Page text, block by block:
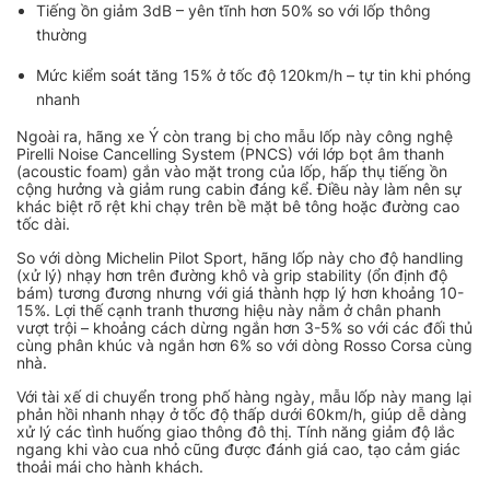
Tiếng ồn giảm 3dB – yên tĩnh hơn 50% so với lốp thông
thường
Mức kiểm soát tăng 15% ở tốc độ 120km/h – tự tin khi phóng
nhanh
Ngoài ra, hãng xe Ý còn trang bị cho mẫu lốp này công nghệ
Pirelli Noise Cancelling System (PNCS) với lớp bọt âm thanh
(acoustic foam) gắn vào mặt trong của lốp, hấp thụ tiếng ồn
cộng hưởng và giảm rung cabin đáng kể. Điều này làm nên sự
khác biệt rõ rệt khi chạy trên bề mặt bê tông hoặc đường cao
tốc dài.
So với dòng Michelin Pilot Sport, hãng lốp này cho độ handling
(xử lý) nhạy hơn trên đường khô và grip stability (ổn định độ
bám) tương đương nhưng với giá thành hợp lý hơn khoảng 10-
15%. Lợi thế cạnh tranh thương hiệu này nằm ở chân phanh
vượt trội – khoảng cách dừng ngắn hơn 3-5% so với các đối thủ
cùng phân khúc và ngắn hơn 6% so với dòng Rosso Corsa cùng
nhà.
Với tài xế di chuyển trong phố hàng ngày, mẫu lốp này mang lại
phản hồi nhanh nhạy ở tốc độ thấp dưới 60km/h, giúp dễ dàng
xử lý các tình huống giao thông đô thị. Tính năng giảm độ lắc
ngang khi vào cua nhỏ cũng được đánh giá cao, tạo cảm giác
thoải mái cho hành khách.